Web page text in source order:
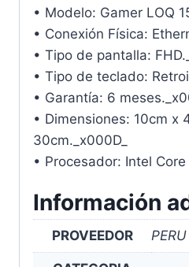
• Modelo: Gamer LOQ
• Conexión Física:
• Tipo de pantalla:
• Tipo de teclado:
• Garantía: 6
• Dimensiones: 10cm x
30cm._x000D_
• Procesador: Intel Core
Información
PROVEEDOR